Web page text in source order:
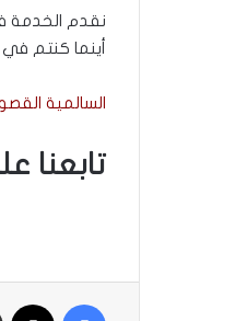
نقدم الخدمة
أينما كنتم
السالمية
تابعنا
فيسبوك